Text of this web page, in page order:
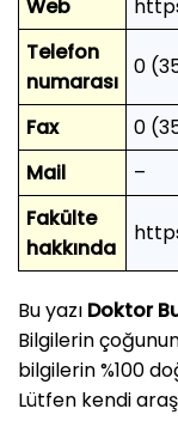
Web
Telefon
numarası
0
Fax
0
Mail
–
Fakülte
hakkında
Bu yazı Doktor
Bilgilerin
bilgilerin %100
Lütfen kendi